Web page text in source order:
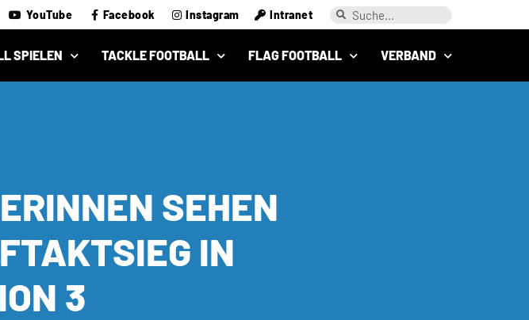
YouTube Facebook Instagram Intranet
SPIELEN TACKLE FOOTBALL FLAG FOOTBALL VERBAND
SEHEN
IN
3